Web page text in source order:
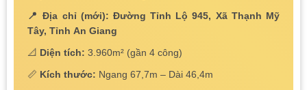
📍 Địa chỉ (mới): Đường Tỉnh Lộ 945, Xã Thạnh Mỹ
Tây, Tỉnh An Giang
📐 Diện tích: 3.960m² (gần 4 công)
📏 Kích thước: Ngang 67,7m – Dài 46,4m